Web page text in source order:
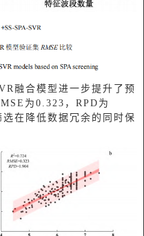
融合模型进一步提升了预
为0.323，RPD为
在降低数据冗余的同时保